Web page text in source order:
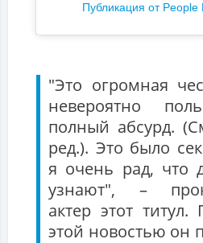
Публикация от
"Это огромная
невероятно
полный абсурд.
ред.). Это было
я очень рад, что
узнают", –
актер этот
этой новостью он